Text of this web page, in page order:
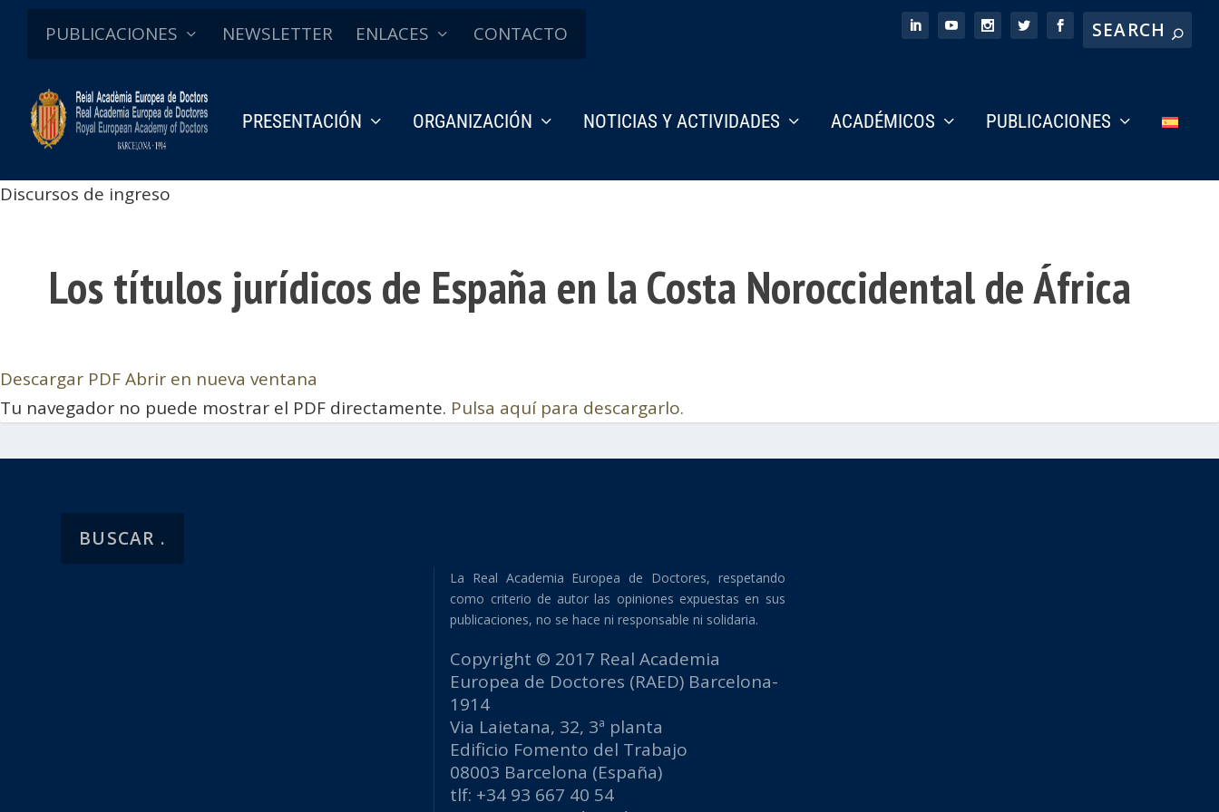
PUBLICACIONES NEWSLETTER ENLACES CONTACTO
PRESENTACIÓN ORGANIZACIÓN NOTICIAS Y ACTIVIDADES ACADÉMICOS PUBLICACIONES
Discursos de ingreso
Los títulos jurídicos de España en la Costa Noroccidental de África
Descargar PDFAbrir en nueva ventana
Tu navegador no puede mostrar el PDF directamente. Pulsa aquí para descargarlo.
La Real Academia Europea de Doctores, respetando
como criterio de autor las opiniones expuestas en sus
publicaciones, no se hace ni responsable ni solidaria.
Copyright © 2017 Real Academia
Europea de Doctores (RAED) Barcelona-
1914
Via Laietana, 32, 3ª planta
Edificio Fomento del Trabajo
08003 Barcelona (España)
tlf: +34 93 667 40 54